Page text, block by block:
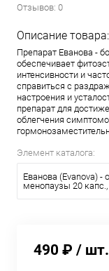
Отзывов: 0
Описание товара:
Препарат Еванова -
обеспечивает
интенсивности и
справиться с
настроения и
препарат для
облегчения
Элемент каталога:
Еванова (Evanova) -
менопаузы 20 капс.,
490 ₽ / шт.